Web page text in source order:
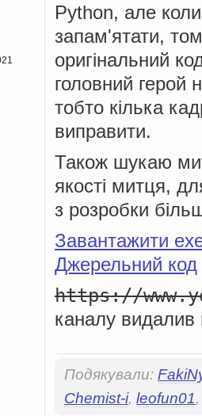
Python, але
запам'ятати,
оригінальний
головний герой
тобто кілька
виправити.
Також шукаю
якості митця,
з розробки
Завантажити
Джерельний код
https://
каналу
Подякували:
Chemist-i, leofun01